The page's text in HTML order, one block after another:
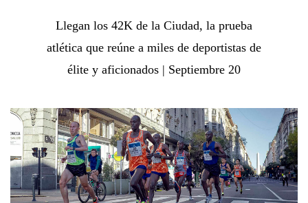
Llegan los 42K de la Ciudad, la prueba
atlética que reúne a miles de deportistas de
élite y aficionados | Septiembre 20